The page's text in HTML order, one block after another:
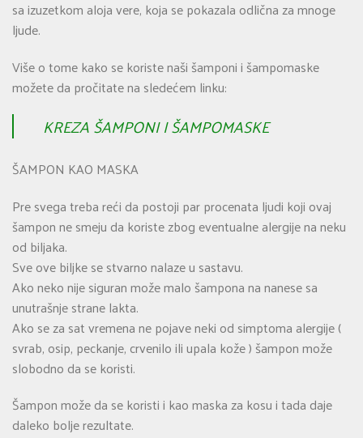
sa izuzetkom aloja vere, koja se pokazala odlična za mnoge
ljude.
Više o tome kako se koriste naši šamponi i šampomaske
možete da pročitate na sledećem linku:
KREZA ŠAMPONI I ŠAMPOMASKE
ŠAMPON KAO MASKA
Pre svega treba reći da postoji par procenata ljudi koji ovaj
šampon ne smeju da koriste zbog eventualne alergije na neku
od biljaka.
Sve ove biljke se stvarno nalaze u sastavu.
Ako neko nije siguran može malo šampona na nanese sa
unutrašnje strane lakta.
Ako se za sat vremena ne pojave neki od simptoma alergije (
svrab, osip, peckanje, crvenilo ili upala kože ) šampon može
slobodno da se koristi.
Šampon može da se koristi i kao maska za kosu i tada daje
daleko bolje rezultate.